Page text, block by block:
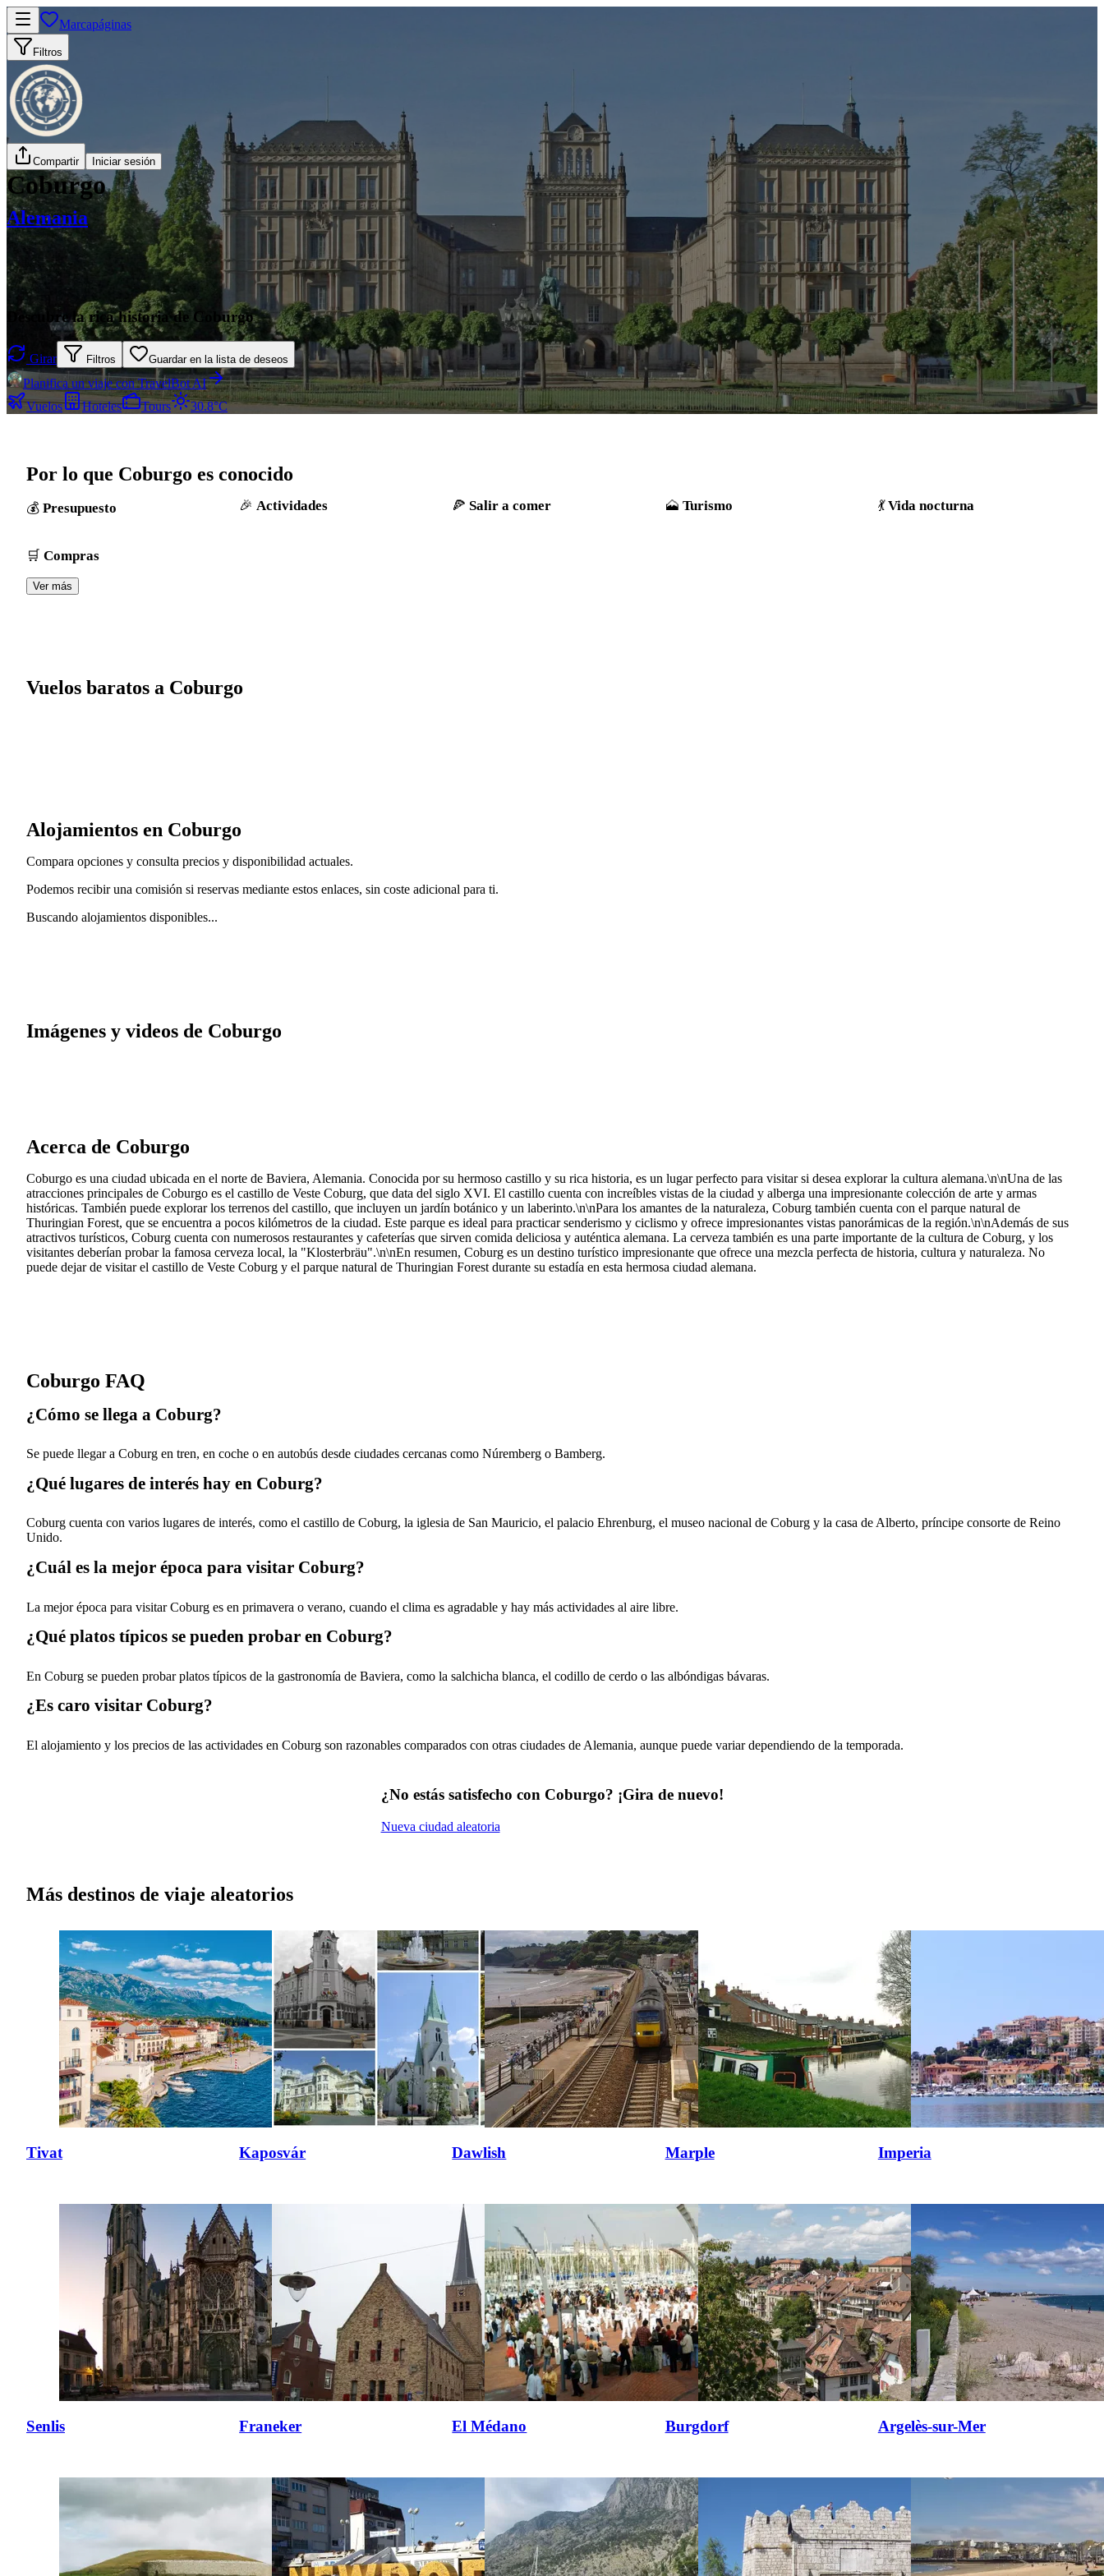
Marcapáginas
Filtros
Compartir Iniciar sesión
Coburgo
Alemania
Descubre la rica historia de Coburgo
Girar Filtros Guardar en la lista de deseos
Planifica un viaje con TravelBot AI
Vuelos
Hoteles Tours 30.8°C
Por lo que Coburgo es conocido
Presupuesto Actividades Salir a comer Turismo Vida nocturna
Compras
Ver más
Vuelos baratos a Coburgo
Alojamientos en Coburgo
Compara opciones y consulta precios y disponibilidad actuales.
Podemos recibir una comisión si reservas mediante estos enlaces, sin coste adicional para ti.
Buscando alojamientos disponibles...
Imágenes y videos de Coburgo
Acerca de Coburgo
Coburgo es una ciudad ubicada en el norte de Baviera, Alemania. Conocida por su hermoso castillo y su rica historia, es un lugar perfecto para visitar si desea explorar la cultura alemana.\n\nUna de las
atracciones principales de Coburgo es el castillo de Veste Coburg, que data del siglo XVI. El castillo cuenta con increíbles vistas de la ciudad y alberga una impresionante colección de arte y armas
históricas. También puede explorar los terrenos del castillo, que incluyen un jardín botánico y un laberinto.\n\nPara los amantes de la naturaleza, Coburg también cuenta con el parque natural de
Thuringian Forest, que se encuentra a pocos kilómetros de la ciudad. Este parque es ideal para practicar senderismo y ciclismo y ofrece impresionantes vistas panorámicas de la región.\n\nAdemás de sus
atractivos turísticos, Coburg cuenta con numerosos restaurantes y cafeterías que sirven comida deliciosa y auténtica alemana. La cerveza también es una parte importante de la cultura de Coburg, y los
visitantes deberían probar la famosa cerveza local, la "Klosterbräu".\n\nEn resumen, Coburg es un destino turístico impresionante que ofrece una mezcla perfecta de historia, cultura y naturaleza. No
puede dejar de visitar el castillo de Veste Coburg y el parque natural de Thuringian Forest durante su estadía en esta hermosa ciudad alemana.
Coburgo FAQ
¿Cómo se llega a Coburg?
Se puede llegar a Coburg en tren, en coche o en autobús desde ciudades cercanas como Núremberg o Bamberg.
¿Qué lugares de interés hay en Coburg?
Coburg cuenta con varios lugares de interés, como el castillo de Coburg, la iglesia de San Mauricio, el palacio Ehrenburg, el museo nacional de Coburg y la casa de Alberto, príncipe consorte de Reino
Unido.
¿Cuál es la mejor época para visitar Coburg?
La mejor época para visitar Coburg es en primavera o verano, cuando el clima es agradable y hay más actividades al aire libre.
¿Qué platos típicos se pueden probar en Coburg?
En Coburg se pueden probar platos típicos de la gastronomía de Baviera, como la salchicha blanca, el codillo de cerdo o las albóndigas bávaras.
¿Es caro visitar Coburg?
El alojamiento y los precios de las actividades en Coburg son razonables comparados con otras ciudades de Alemania, aunque puede variar dependiendo de la temporada.
¿No estás satisfecho con Coburgo? ¡Gira de nuevo!
Nueva ciudad aleatoria
Más destinos de viaje aleatorios
Tivat Kaposvár Dawlish Marple Imperia
Senlis Franeker El Médano Burgdorf Argelès-sur-Mer